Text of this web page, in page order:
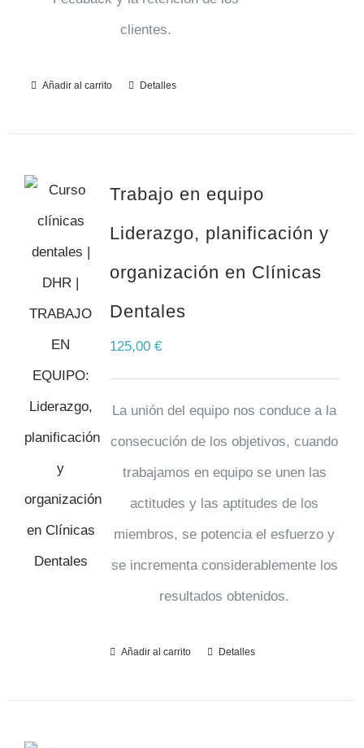
clientes.
Añadir al carrito Detalles
Trabajo en equipo
Liderazgo, planificación y
organización en Clínicas
Dentales
125,00 €
La unión del equipo nos conduce a la
consecución de los objetivos, cuando
trabajamos en equipo se unen las
actitudes y las aptitudes de los
miembros, se potencia el esfuerzo y
se incrementa considerablemente los
resultados obtenidos.
Añadir al carrito Detalles